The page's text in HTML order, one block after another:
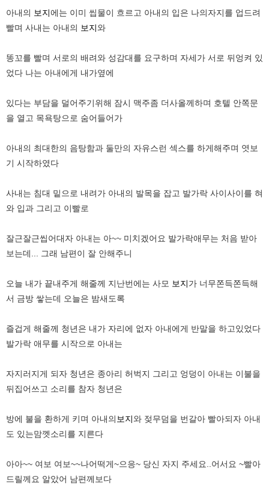
아내의 보지에는 이미 씹물이 흐르고 아내의 입은 나의자지를 업드려
빨며 사내는 아내의 보지와
똥꼬를 빨며 서로의 배려와 성감대를 요구하며 자세가 서로 뒤엉켜 있
었다 나는 아내에게 내가옆에
있다는 부담을 덜어주기위해 잠시 맥주좀 더사올께하며 호텔 안쪽문
을 열고 목욕탕으로 숨어들어가
아내의 최대한의 음탕함과 둘만의 자유스런 섹스를 하게해주며 엿보
기 시작하였다
사내는 침대 밑으로 내려가 아내의 발목을 잡고 발가락 사이사이를 혀
와 입과 그리고 이빨로
잘근잘근씹어대자 아내는 아~~ 미치겠어요 발가락애무는 처음 받아
보는데... 그래 남편이 잘 안해주니
오늘 내가 끝내주게 해줄께 지난번에는 사모 보지가 너무쫀득쫀득해
서 금방 쌓는데 오늘은 밤새도록
즐겁게 해줄께 청년은 내가 자리에 없자 아내에게 반말을 하고있었다
발가락 애무를 시작으로 아내는
자지러지게 되자 청년은 종아리 허벅지 그리고 엉덩이 아내는 이불을
뒤집어쓰고 소리를 참자 청년은
방에 불을 환하게 키며 아내의 보지와 젖무덤을 번갈아 빨아되자 아내
도 있는맘껫소리를 지른다
아아~~ 여보 여보~~나어떡게~으응~ 당신 자지 주세요..어서요 ~빨아
드릴께요 알았어 남편께보다